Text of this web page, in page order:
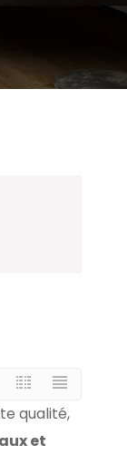
qualité,
et